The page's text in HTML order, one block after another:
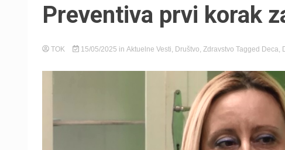
Preventiva prvi korak
TOK 15/05/2025 in Aktuelne Vesti Društvo Zdravstvo Tagged Deca